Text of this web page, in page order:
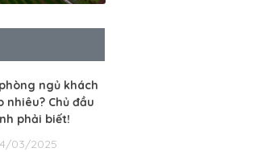
ngủ khách
nhiêu? Chủ đầu
phải biết!
03/2025